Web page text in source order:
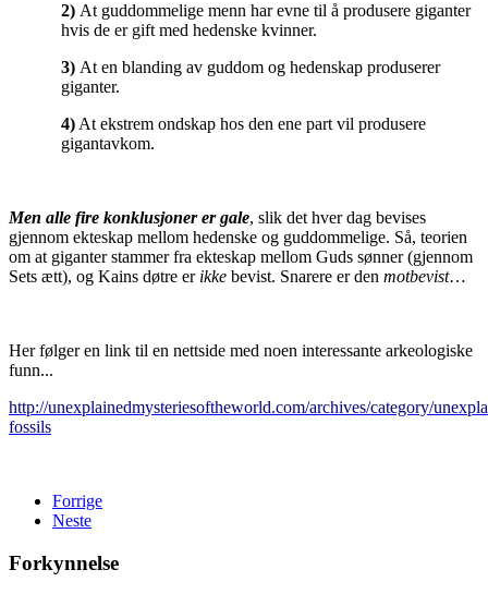
2) At guddommelige menn har evne til å produsere giganter
hvis de er gift med hedenske kvinner.
3) At en blanding av guddom og hedenskap produserer
giganter.
4) At ekstrem ondskap hos den ene part vil produsere
gigantavkom.
Men alle fire konklusjoner er gale, slik det hver dag bevises
gjennom ekteskap mellom hedenske og guddommelige. Så, teorien
om at giganter stammer fra ekteskap mellom Guds sønner (gjennom
Sets ætt), og Kains døtre er ikke bevist. Snarere er den motbevist…
Her følger en link til en nettside med noen interessante arkeologiske
funn...
http://unexplainedmysteriesoftheworld.com/archives/category/
fossils
Forrige
Neste
Forkynnelse